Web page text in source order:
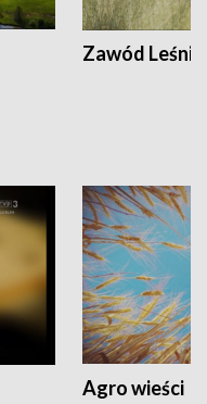
Zawód Leśnik
Agro wieści